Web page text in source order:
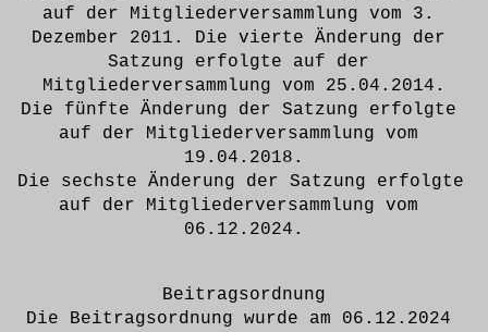
auf der Mitgliederversammlung vom 3.
Dezember 2011. Die vierte Änderung der
Satzung erfolgte auf der
Mitgliederversammlung vom 25.04.2014.
Die fünfte Änderung der Satzung erfolgte
auf der Mitgliederversammlung vom
19.04.2018.
Die sechste Änderung der Satzung erfolgte
auf der Mitgliederversammlung vom
06.12.2024.
Beitragsordnung
Die Beitragsordnung wurde am 06.12.2024